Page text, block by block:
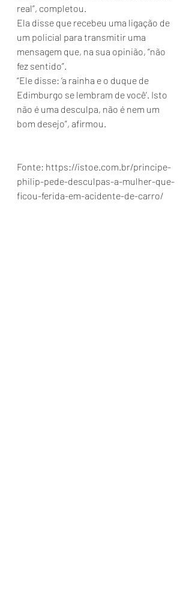
real”, completou.
Ela disse que recebeu uma ligação de
um policial para transmitir uma
mensagem que, na sua opinião, “não
fez sentido”.
“Ele disse: ‘a rainha e o duque de
Edimburgo se lembram de você’. Isto
não é uma desculpa, não é nem um
bom desejo”, afirmou.
Fonte: https://istoe.com.br/principe-
philip-pede-desculpas-a-mulher-que-
ficou-ferida-em-acidente-de-carro/